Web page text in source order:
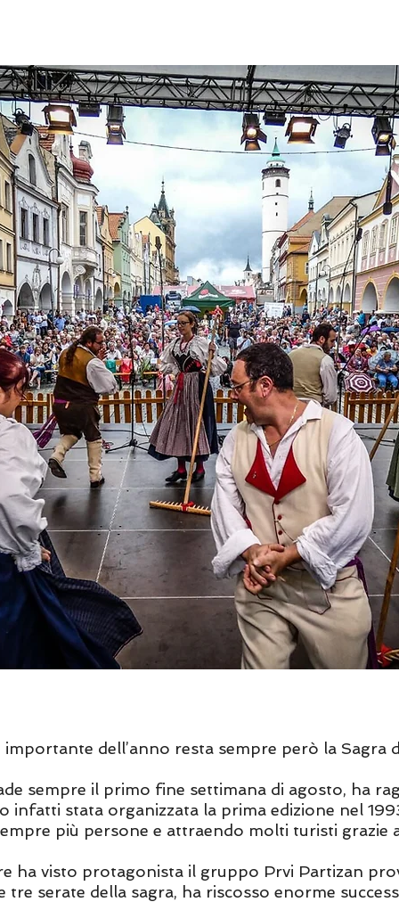
importante dell’anno resta sempre però la Sagra
sempre il primo fine settimana di agosto, ha
infatti stata organizzata la prima edizione nel
più persone e attraendo molti turisti grazie
ha visto protagonista il gruppo Prvi Partizan
serate della sagra, ha riscosso enorme